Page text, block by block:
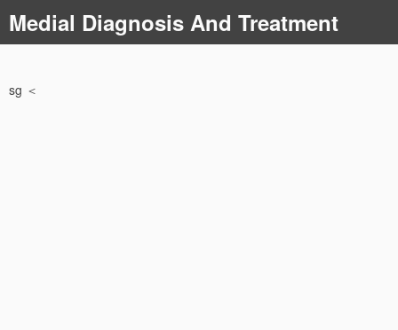
ン
テ
ツ
Medial Diagnosis And Treatment
sg ＜